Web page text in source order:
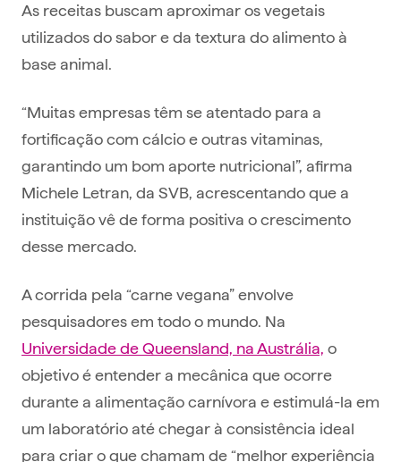
As receitas buscam aproximar os vegetais
utilizados do sabor e da textura do alimento à
base animal.
“Muitas empresas têm se atentado para a
fortificação com cálcio e outras vitaminas,
garantindo um bom aporte nutricional”, afirma
Michele Letran, da SVB, acrescentando que a
instituição vê de forma positiva o crescimento
desse mercado.
A corrida pela “carne vegana” envolve
pesquisadores em todo o mundo. Na
Universidade de Queensland, na Austrália, o
objetivo é entender a mecânica que ocorre
durante a alimentação carnívora e estimulá-la em
um laboratório até chegar à consistência ideal
para criar o que chamam de “melhor experiência